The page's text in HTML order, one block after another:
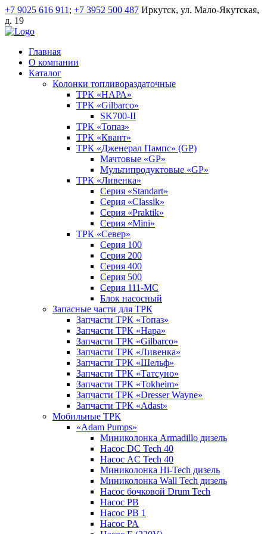
+7 9025 616 911 ; +7 3952 500 487 Иркутск, ул. Мало-Якутская,
д. 19
Главная
О компании
Каталог
Колонки топливораздаточные
ТРК «НАРА»
ТРК «Gilbarco»
SK700-II
ТРК «Топаз»
ТРК «Квант»
ТРК «Дженерал Пампс» (GP)
Мачтовые «GP»
Мультипродуктовые «GP»
ТРК «Ливенка»
Серия «Standart»
Серия «Classik»
Серия «Praktik»
Серия «Mini»
ТРК «Север»
Серия 100
Серия 200
Серия 400
Серия 500
Серия 111-МС
Блок насосный
Запасные части для ТРК
Запчасти ТРК «Топаз»
Запчасти ТРК «Нара»
Запчасти ТРК «Gilbarco»
Запчасти ТРК «Ливенка»
Запчасти ТРК «Шельф»
Запчасти ТРК «Татсуно»
Запчасти ТРК «Tokheim»
Запчасти ТРК «Dresser Wayne»
Запчасти ТРК «Adast»
Мобильные ТРК
«Adam Pumps»
Миниколонка Armadillo дизель
Насос DC Tech 40
Насос AC Tech 40
Миниколонка Hi-Tech дизель
Миниколонка Wall Tech дизель
Насос бочковой Drum Tech
Насос PB
Насос PB 1
Насос PA